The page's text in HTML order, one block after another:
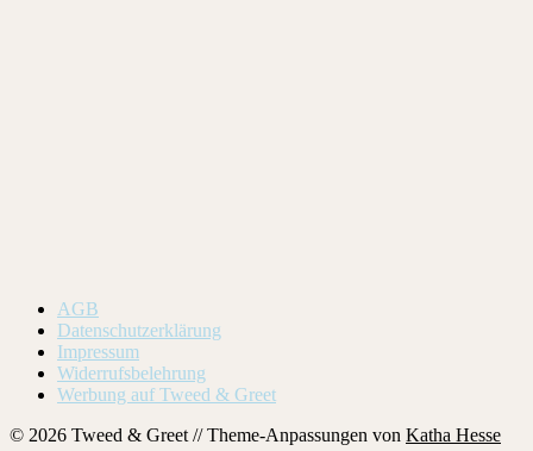
AGB
Datenschutzerklärung
Impressum
Widerrufsbelehrung
Werbung auf Tweed & Greet
© 2026 Tweed & Greet // Theme-Anpassungen von Katha Hesse